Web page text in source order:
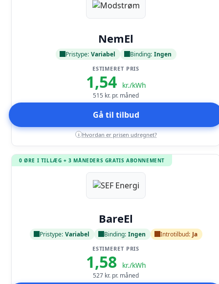
NemEl
Pristype: Variabel Binding: Ingen
ESTIMERET PRIS
1,54 kr./kWh
515 kr. pr. måned
Gå til tilbud
i Hvordan er prisen udregnet?
0 ØRE I TILLÆG + 3 MÅNEDERS GRATIS ABONNEMENT
BareEl
Pristype: Variabel Binding: Ingen Introtilbud: Ja
ESTIMERET PRIS
1,58 kr./kWh
527 kr. pr. måned